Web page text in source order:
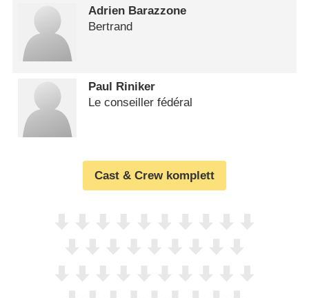
Adrien Barazzone
Bertrand
Paul Riniker
Le conseiller fédéral
Cast & Crew komplett